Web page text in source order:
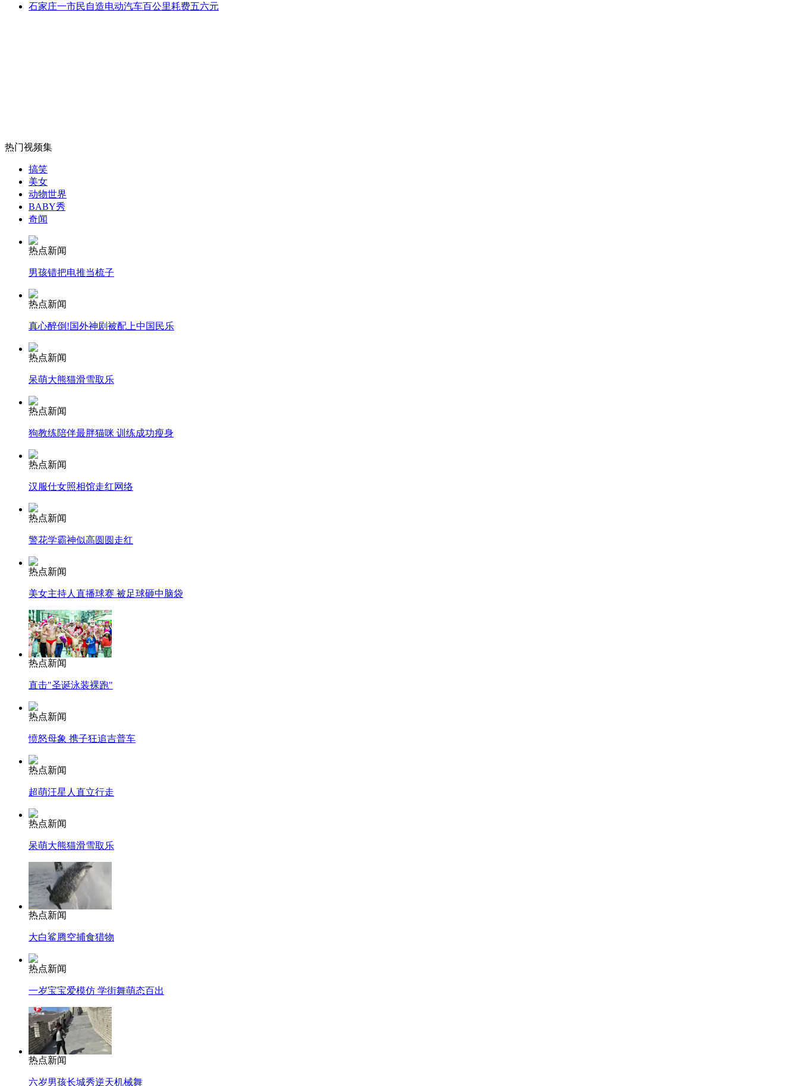
无痛分娩是否安全 医生回应
外交部：反对强权政治霸凌主义
外交部：有关国家言论片面不公正
走！跟着总书记去植树
纽约上演“枕头大战”
石家庄一市民自造电动汽车百公里耗费五六元
热门视频集
搞笑
美女
动物世界
BABY秀
奇闻
热点新闻
男孩错把电推当梳子
热点新闻
真心醉倒!国外神剧被配上中国民乐
热点新闻
呆萌大熊猫滑雪取乐
热点新闻
狗教练陪伴最胖猫咪 训练成功瘦身
热点新闻
汉服仕女照相馆走红网络
热点新闻
警花学霸神似高圆圆走红
热点新闻
美女主持人直播球赛 被足球砸中脑袋
热点新闻
直击"圣诞泳装裸跑"
热点新闻
愤怒母象 携子狂追吉普车
热点新闻
超萌汪星人直立行走
热点新闻
呆萌大熊猫滑雪取乐
热点新闻
大白鲨腾空捕食猎物
热点新闻
一岁宝宝爱模仿 学街舞萌态百出
热点新闻
六岁男孩长城秀逆天机械舞